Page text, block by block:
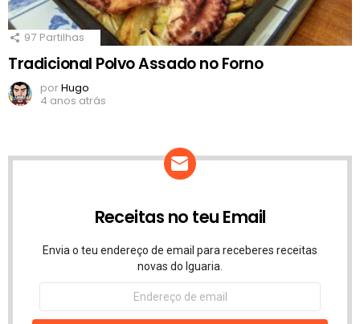
97 Partilhas
Tradicional Polvo Assado no Forno
porHugo
4 anos atrás
Receitas no teu Email
Envia o teu endereço de email para receberes receitas
novas do Iguaria.
Endereço
email